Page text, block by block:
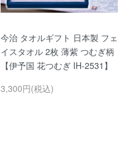
今治 タオルギフト 日本製 フェ
イスタオル 2枚 薄紫 つむぎ柄
【伊予国 花つむぎ IH-2531】
3,300円(税込)